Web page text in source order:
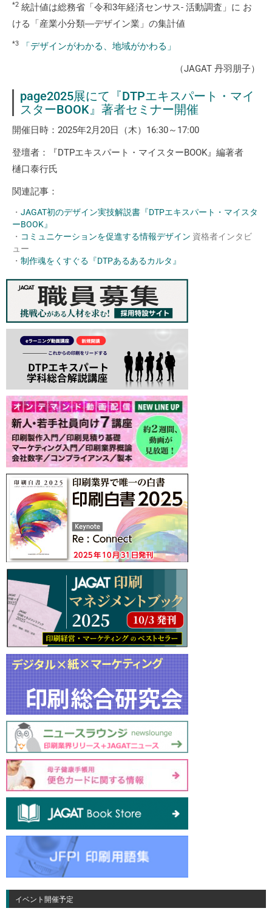
*2 統計値は総務省「令和3年経済センサス- 活動調査」に お
ける「産業小分類―デザイン業」の集計値
*3 「デザインがわかる、地域がかわる」
（JAGAT 丹羽朋子）
page2025展にて『DTPエキスパート・マイ
スターBOOK』著者セミナー開催
開催日時：2025年2月20日（木）16:30～17:00
登壇者：『DTPエキスパート・マイスターBOOK』編著者
樋口泰行氏
関連記事：
・ JAGAT初のデザイン実技解説書『DTPエキスパート・マイスタ
ーBOOK』
・ コミュニケーションを促進する情報デザイン 資格者インタビ
ュー
・ 制作魂をくすぐる『DTPあるあるカルタ』
イベント開催予定